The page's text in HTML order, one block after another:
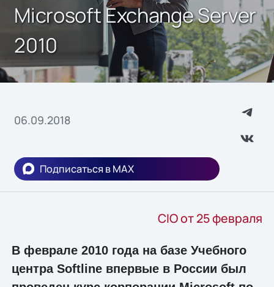
Microsoft Exchange Server
2010
06.09.2018
Подписаться в MAX
CIO от 25 февраля
В феврале 2010 года на базе Учебного
центра Softline впервые в России был